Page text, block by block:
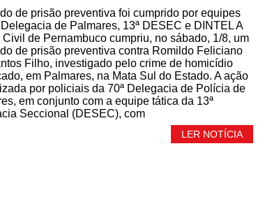
de prisão preventiva foi cumprido por equipes
de Palmares, 13ª DESEC e DINTEL A
Civil de Pernambuco cumpriu, no sábado, 1/8, um
de prisão preventiva contra Romildo Feliciano
Filho, investigado pelo crime de homicídio
em Palmares, na Mata Sul do Estado. A ação
por policiais da 70ª Delegacia de Polícia de
em conjunto com a equipe tática da 13ª
Seccional (DESEC), com
LER NOTÍCIA